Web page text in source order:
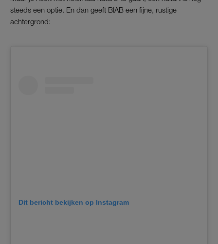
steeds een optie. En dan geeft BIAB een fijne, rustige
achtergrond:
Dit bericht bekijken op Instagram